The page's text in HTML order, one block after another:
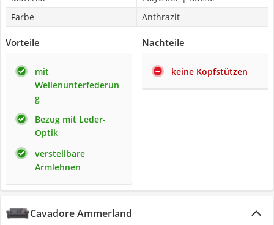
Farbe
Anthrazit
Vorteile
mit
Wellenunterfederun
g
Bezug mit Leder-
Optik
verstellbare
Armlehnen
Nachteile
keine Kopfstützen
Cavadore Ammerland